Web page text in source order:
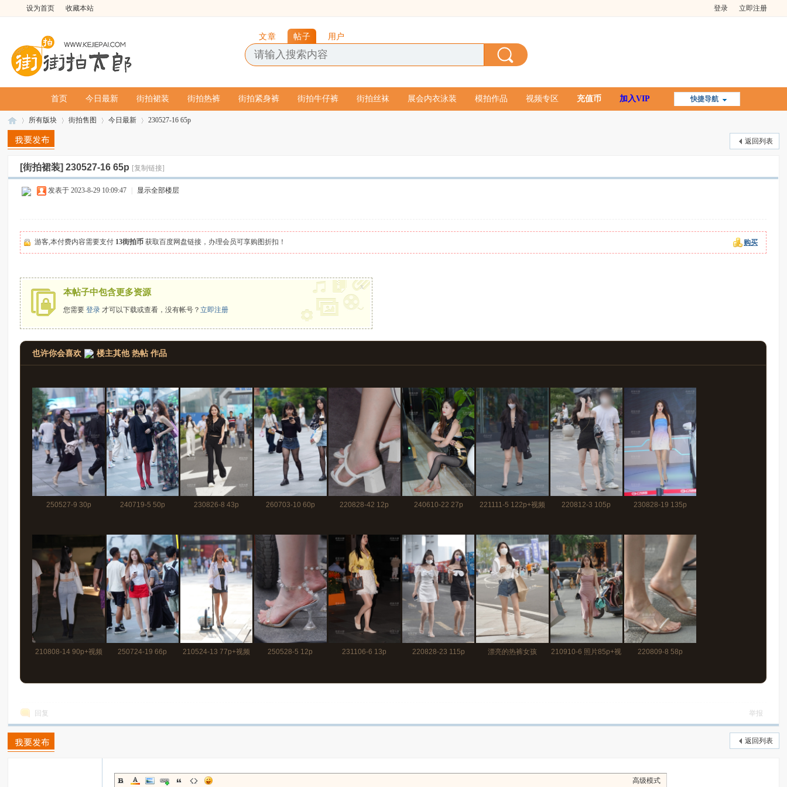
设为首页 收藏本站 登录 立即注册
文章 帖子 用户
快捷导航
首页 今日最新 街拍裙装 街拍热裤 街拍紧身裤 街拍牛仔裤 街拍丝袜 展会内衣泳装 模拍作品 视频专区 充值币 加入VIP
»
所有版块
›
街拍售图
›
今日最新
›
230527-16 65p
返回列表
[街拍裙装]230527-16 65p [复制链接]
发表于 2023-8-29 10:09:47 显示全部楼层
游客,本付费内容需要支付 13街拍币 获取百度网盘链接，办理会员可享购图折扣！ 购买
本帖子中包含更多资源
您需要登录 才可以下载或查看，没有帐号？立即注册
x
也许你会喜欢 楼主其他 热帖 作品
250527-9 30p 240719-5 50p 230826-8 43p 260703-10 60p 220828-42 12p 240610-22 27p 221111-5 122p+视频 220812-3 105p 230828-19 135p
210808-14 90p+视频 250724-19 66p 210524-13 77p+视频 250528-5 12p 231106-6 13p 220828-23 115p 漂亮的热裤女孩 210910-6 照片85p+视 220809-8 58p
回复 举报
返回列表
高级模式